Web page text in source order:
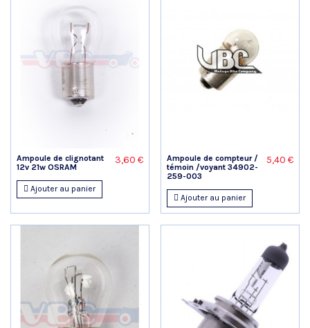
Ampoule de clignotant
12v 21w OSRAM
3,60 €
Ajouter au panier
Ampoule de compteur /
témoin /voyant 34902-
259-003
5,40 €
Ajouter au panier